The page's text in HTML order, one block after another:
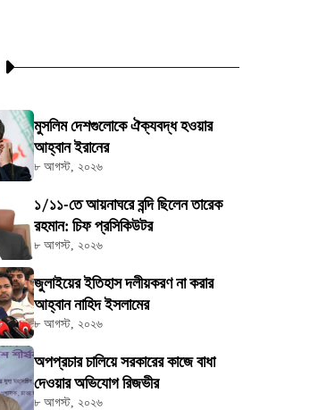
মুসলিম দেশগুলোকে ঐক্যবদ্ধ হওয়ার
আহ্বান ইরানের
৮ আগস্ট, ২০২৬
১/১১-তে আয়নাঘরে বন্দি ছিলেন তারেক
রহমান: চিফ প্রসিকিউটর
৮ আগস্ট, ২০২৬
জুলাইয়ের ইতিহাস দলীয়করণ না করার
আহ্বান নাহিদ ইসলামের
৮ আগস্ট, ২০২৬
অপপ্রচার চালিয়ে সরকারের কাজে বাধা
দেওয়ার অভিযোগ রিজভীর
৮ আগস্ট, ২০২৬